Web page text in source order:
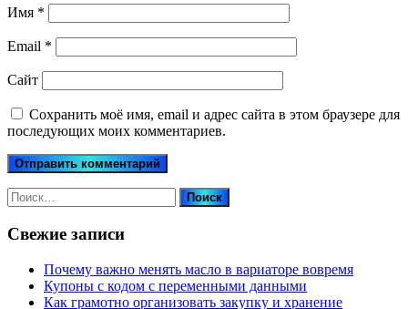
Имя *
Email *
Сайт
Сохранить моё имя, email и адрес сайта в этом браузере для
последующих моих комментариев.
Найти:
Свежие записи
Почему важно менять масло в вариаторе вовремя
Купоны c кодом с переменными данными
Как грамотно организовать закупку и хранение